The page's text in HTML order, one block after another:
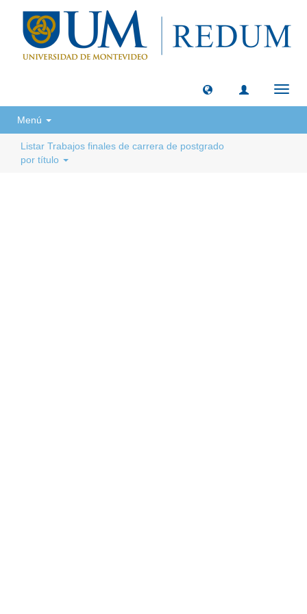
Menú
Listar Trabajos finales de carrera de postgrado
por título